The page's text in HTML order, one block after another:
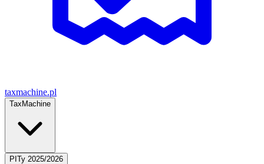
taxmachine.pl
TaxMachine
PITy 2025/2026